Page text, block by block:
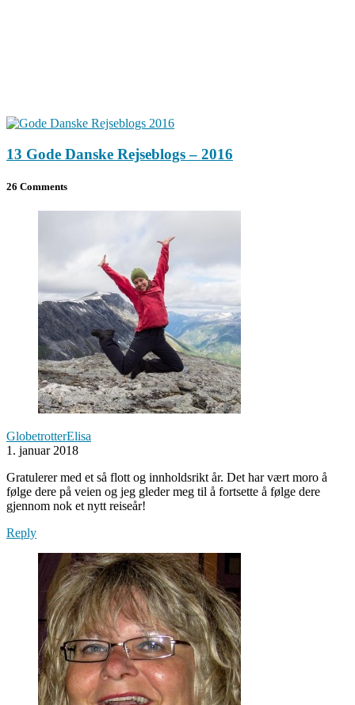
13 Gode Danske Rejseblogs – 2016
26 Comments
GlobetrotterElisa
1. januar 2018
Gratulerer med et så flott og innholdsrikt år. Det har vært moro å
følge dere på veien og jeg gleder meg til å fortsette å følge dere
gjennom nok et nytt reiseår!
Reply